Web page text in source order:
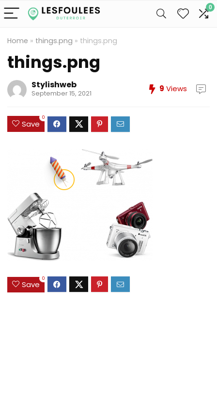
0
Home » things.png » things.png
things.png
Stylishweb
September 15, 2021 9 Views
Save
0
Save
0